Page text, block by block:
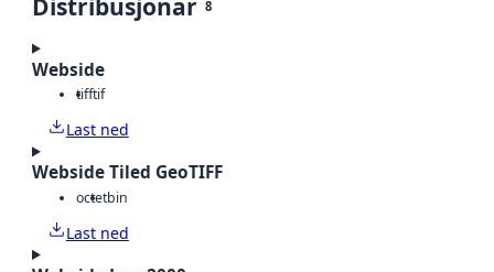
Distribusjonar 8
Webside
tifftif
Last ned
Webside Tiled GeoTIFF
octetbin
Last ned